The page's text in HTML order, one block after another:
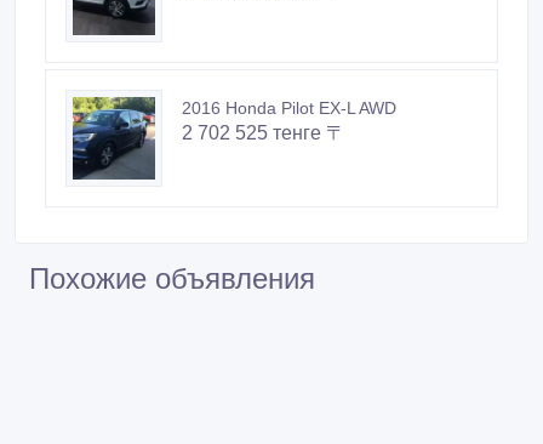
2016 Honda Pilot EX-L AWD
2 702 525 тенге 〒
Похожие объявления